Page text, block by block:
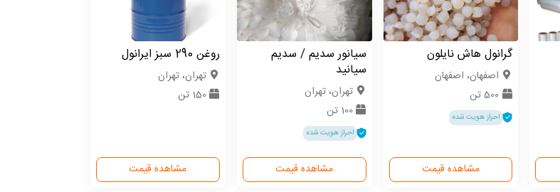
گرانول هاش نایلون
اصفهان، اصفهان
500 تن
احراز هویت شده
مشاهده قیمت
سیانور سدیم / سدیم
سیانید
تهران، تهران
100 تن
احراز هویت شده
مشاهده قیمت
روغن 290 سبز ایرانول
تهران، تهران
150 تن
مشاهده قیمت